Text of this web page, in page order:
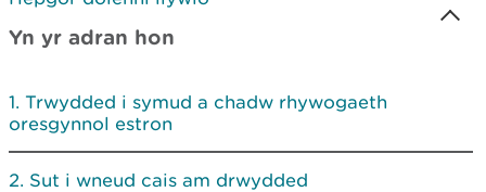
Yn yr adran hon
Trwydded i symud a chadw rhywogaeth
oresgynnol estron
Sut i wneud cais am drwydded